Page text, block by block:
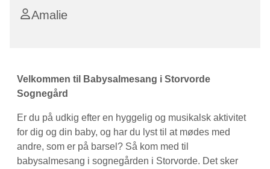
Amalie
Velkommen til Babysalmesang i Storvorde
Sognegård
Er du på udkig efter en hyggelig og musikalsk aktivitet
for dig og din baby, og har du lyst til at mødes med
andre, som er på barsel? Så kom med til
babysalmesang i sognegården i Storvorde. Det sker